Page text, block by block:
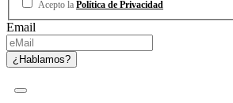
Acepto la Política de Privacidad
Email